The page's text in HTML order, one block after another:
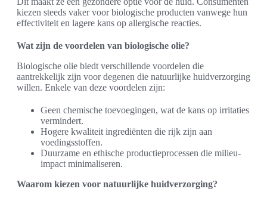
kiezen steeds vaker voor biologische producten vanwege hun
effectiviteit en lagere kans op allergische reacties.
Wat zijn de voordelen van biologische olie?
Biologische olie biedt verschillende voordelen die
aantrekkelijk zijn voor degenen die natuurlijke huidverzorging
willen. Enkele van deze voordelen zijn:
Geen chemische toevoegingen, wat de kans op irritaties
vermindert.
Hogere kwaliteit ingrediënten die rijk zijn aan
voedingsstoffen.
Duurzame en ethische productieprocessen die milieu-
impact minimaliseren.
Waarom kiezen voor natuurlijke huidverzorging?